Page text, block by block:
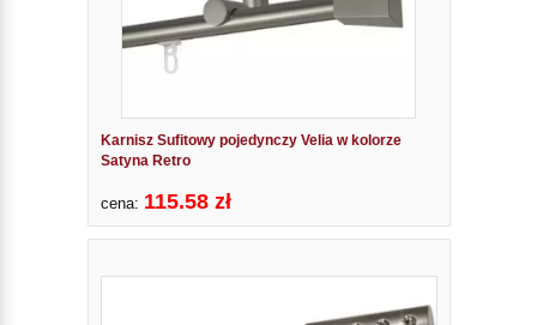
Karnisz Sufitowy pojedynczy Velia w kolorze
Satyna Retro
cena: 115.58 zł